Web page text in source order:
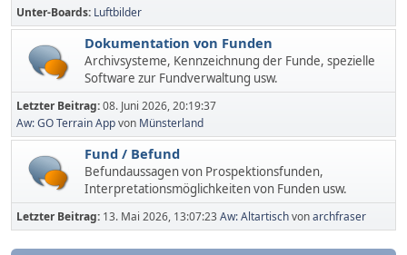
Unter-Boards Luftbilder
Dokumentation von Funden
Archivsysteme, Kennzeichnung der Funde, spezielle
Software zur Fundverwaltung usw.
Letzter Beitrag:08. Juni 2026, 20:19:37
Aw: GO Terrain Appvon Münsterland
Fund / Befund
Befundaussagen von Prospektionsfunden,
Interpretationsmöglichkeiten von Funden usw.
Letzter Beitrag: 13. Mai 2026, 13:07:23Aw: Altartischvonarchfraser